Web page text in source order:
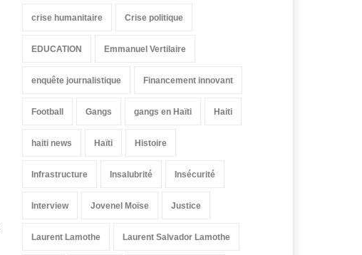
crise humanitaire Crise politique
EDUCATION Emmanuel Vertilaire
enquête journalistique Financement innovant
Football Gangs gangs en Haïti Haiti
haiti news Haïti Histoire
Infrastructure Insalubrité Insécurité
Interview Jovenel Moïse Justice
Laurent Lamothe Laurent Salvador Lamothe